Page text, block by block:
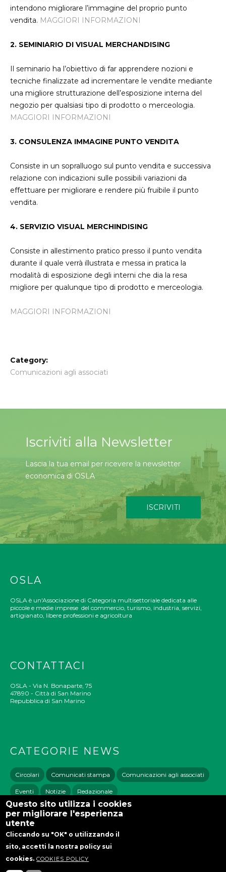
intendono migliorare l’immagine del proprio punto
vendita. MAGGIORI INFORMAZIONI
2. SEMINIARIO DI VISUAL MERCHANDISING
Il seminario ha l’obiettivo di far apprendere nozioni e
tecniche finalizzate ad incrementare le vendite mediante
una migliore strutturazione dell’esposizione interna del
negozio per qualsiasi tipo di prodotto o merceologia.
MAGGIORI INFORMAZIONI
3. CONSULENZA IMMAGINE PUNTO VENDITA
Consiste in un sopralluogo sul punto vendita e successiva
relazione con indicazioni sulle possibili variazioni da
effettuare per migliorare e rendere più fruibile il punto
vendita.
4. SERVIZIO VISUAL MERCHINDISING
Consiste in allestimento pratico presso il punto vendita
durante il quale verrà illustrata e messa in pratica la
modalità di esposizione degli interni che dia la resa
migliore per qualunque tipo di prodotto e merceologia.
MAGGIORI INFORMAZIONI
Category:
Comunicazioni agli associati
Iscriviti alla Newsletter
Lascia la tua email per ricevere la newsletter
economica di OSLA
ISCRIVITI
OSLA
OSLA è un'Associazione di Categoria multisettoriale dedicata alle
piccole e medie imprese del commercio, turismo, industria, servizi,
artigianato, libere professioni e agricoltura
CONTATTACI
OSLA - Via N. Bonaparte, 75
47890 - Città di San Marino
Repubblica di San Marino
CATEGORIE NEWS
Circolari Comunicati stampa Comunicazioni agli associati
Eventi Notizie Redazionale
Cookies Policy
Questo sito utilizza i cookies
per migliorare l'esperienza
utente
Cliccando su "OK" o utilizzando il
sito, accetti la nostra policy sui
cookies. COOKIES POLICY